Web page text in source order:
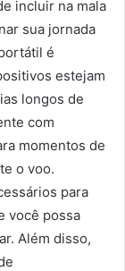
incluir na mala
sua jornada
é
estejam
longos de
com
momentos de
o voo.
para
você possa
Além disso,